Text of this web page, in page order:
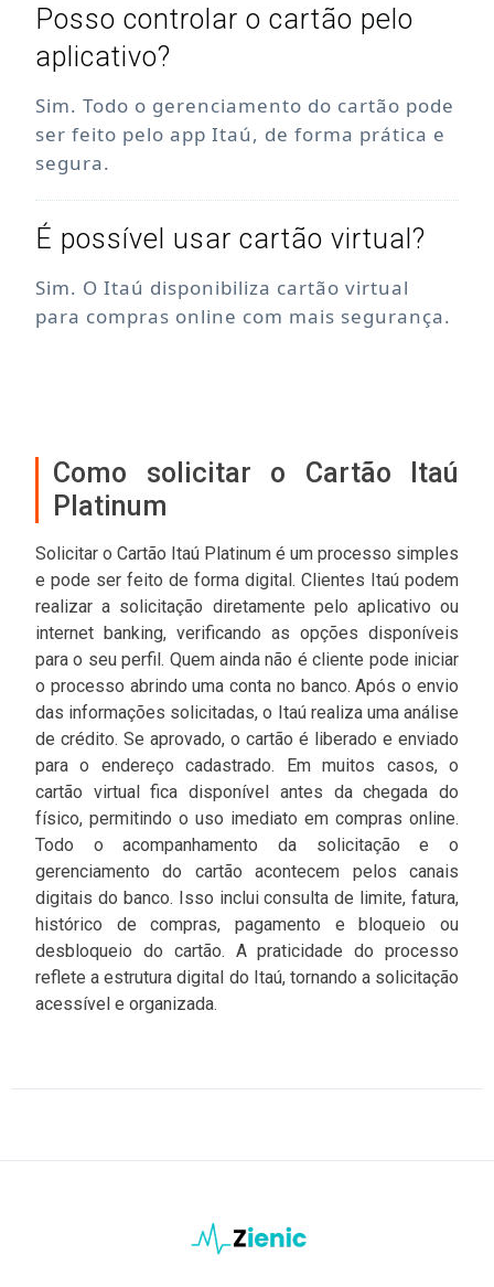
Posso controlar o cartão pelo
aplicativo?
Sim. Todo o gerenciamento do cartão pode
ser feito pelo app Itaú, de forma prática e
segura.
É possível usar cartão virtual?
Sim. O Itaú disponibiliza cartão virtual
para compras online com mais segurança.
Como solicitar o Cartão Itaú
Platinum
Solicitar o Cartão Itaú Platinum é um processo simples
e pode ser feito de forma digital. Clientes Itaú podem
realizar a solicitação diretamente pelo aplicativo ou
internet banking, verificando as opções disponíveis
para o seu perfil. Quem ainda não é cliente pode iniciar
o processo abrindo uma conta no banco. Após o envio
das informações solicitadas, o Itaú realiza uma análise
de crédito. Se aprovado, o cartão é liberado e enviado
para o endereço cadastrado. Em muitos casos, o
cartão virtual fica disponível antes da chegada do
físico, permitindo o uso imediato em compras online.
Todo o acompanhamento da solicitação e o
gerenciamento do cartão acontecem pelos canais
digitais do banco. Isso inclui consulta de limite, fatura,
histórico de compras, pagamento e bloqueio ou
desbloqueio do cartão. A praticidade do processo
reflete a estrutura digital do Itaú, tornando a solicitação
acessível e organizada.